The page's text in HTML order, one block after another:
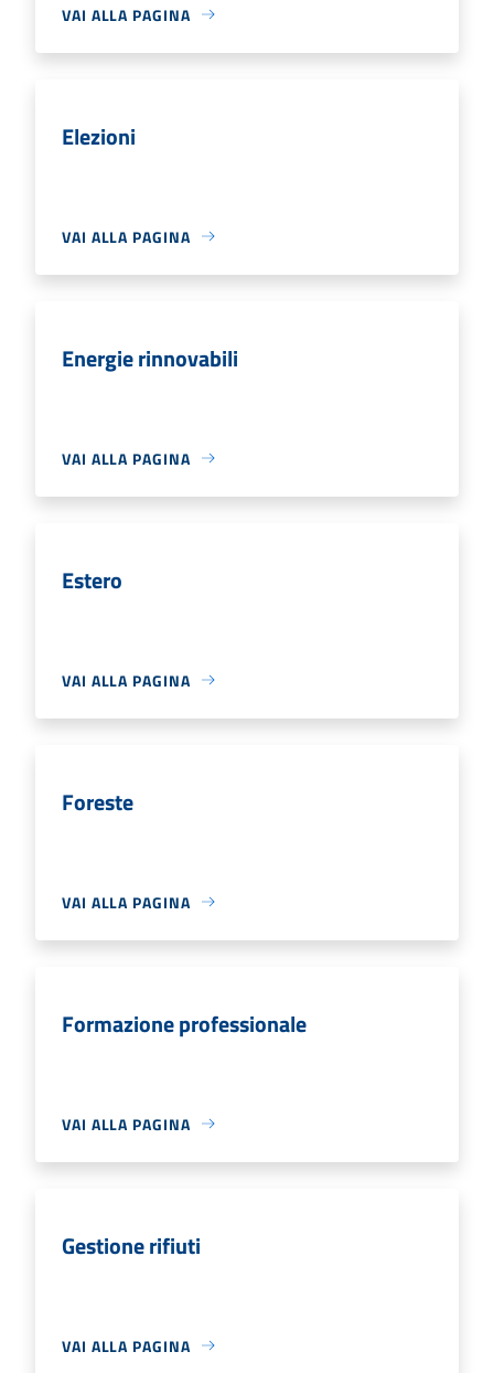
VAI ALLA PAGINA
Elezioni
VAI ALLA PAGINA
Energie rinnovabili
VAI ALLA PAGINA
Estero
VAI ALLA PAGINA
Foreste
VAI ALLA PAGINA
Formazione professionale
VAI ALLA PAGINA
Gestione rifiuti
VAI ALLA PAGINA